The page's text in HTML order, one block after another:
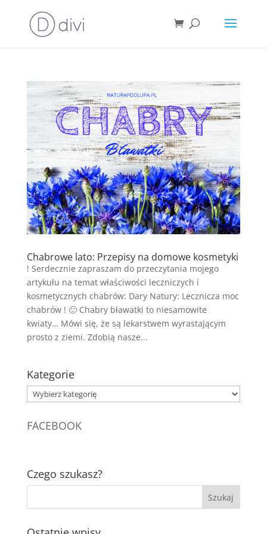
Chabrowe lato: Przepisy na domowe kosmetyki
! Serdecznie zapraszam do przeczytania mojego
artykułu na temat właściwości leczniczych i
kosmetycznych chabrów: Dary Natury: Lecznicza moc
chabrów ! 🙂 Chabry bławatki to niesamowite
kwiaty… Mówi się, że są lekarstwem wyrastającym
prosto z ziemi. Zdobią nasze...
Kategorie
Kategorie
FACEBOOK
Czego szukasz?